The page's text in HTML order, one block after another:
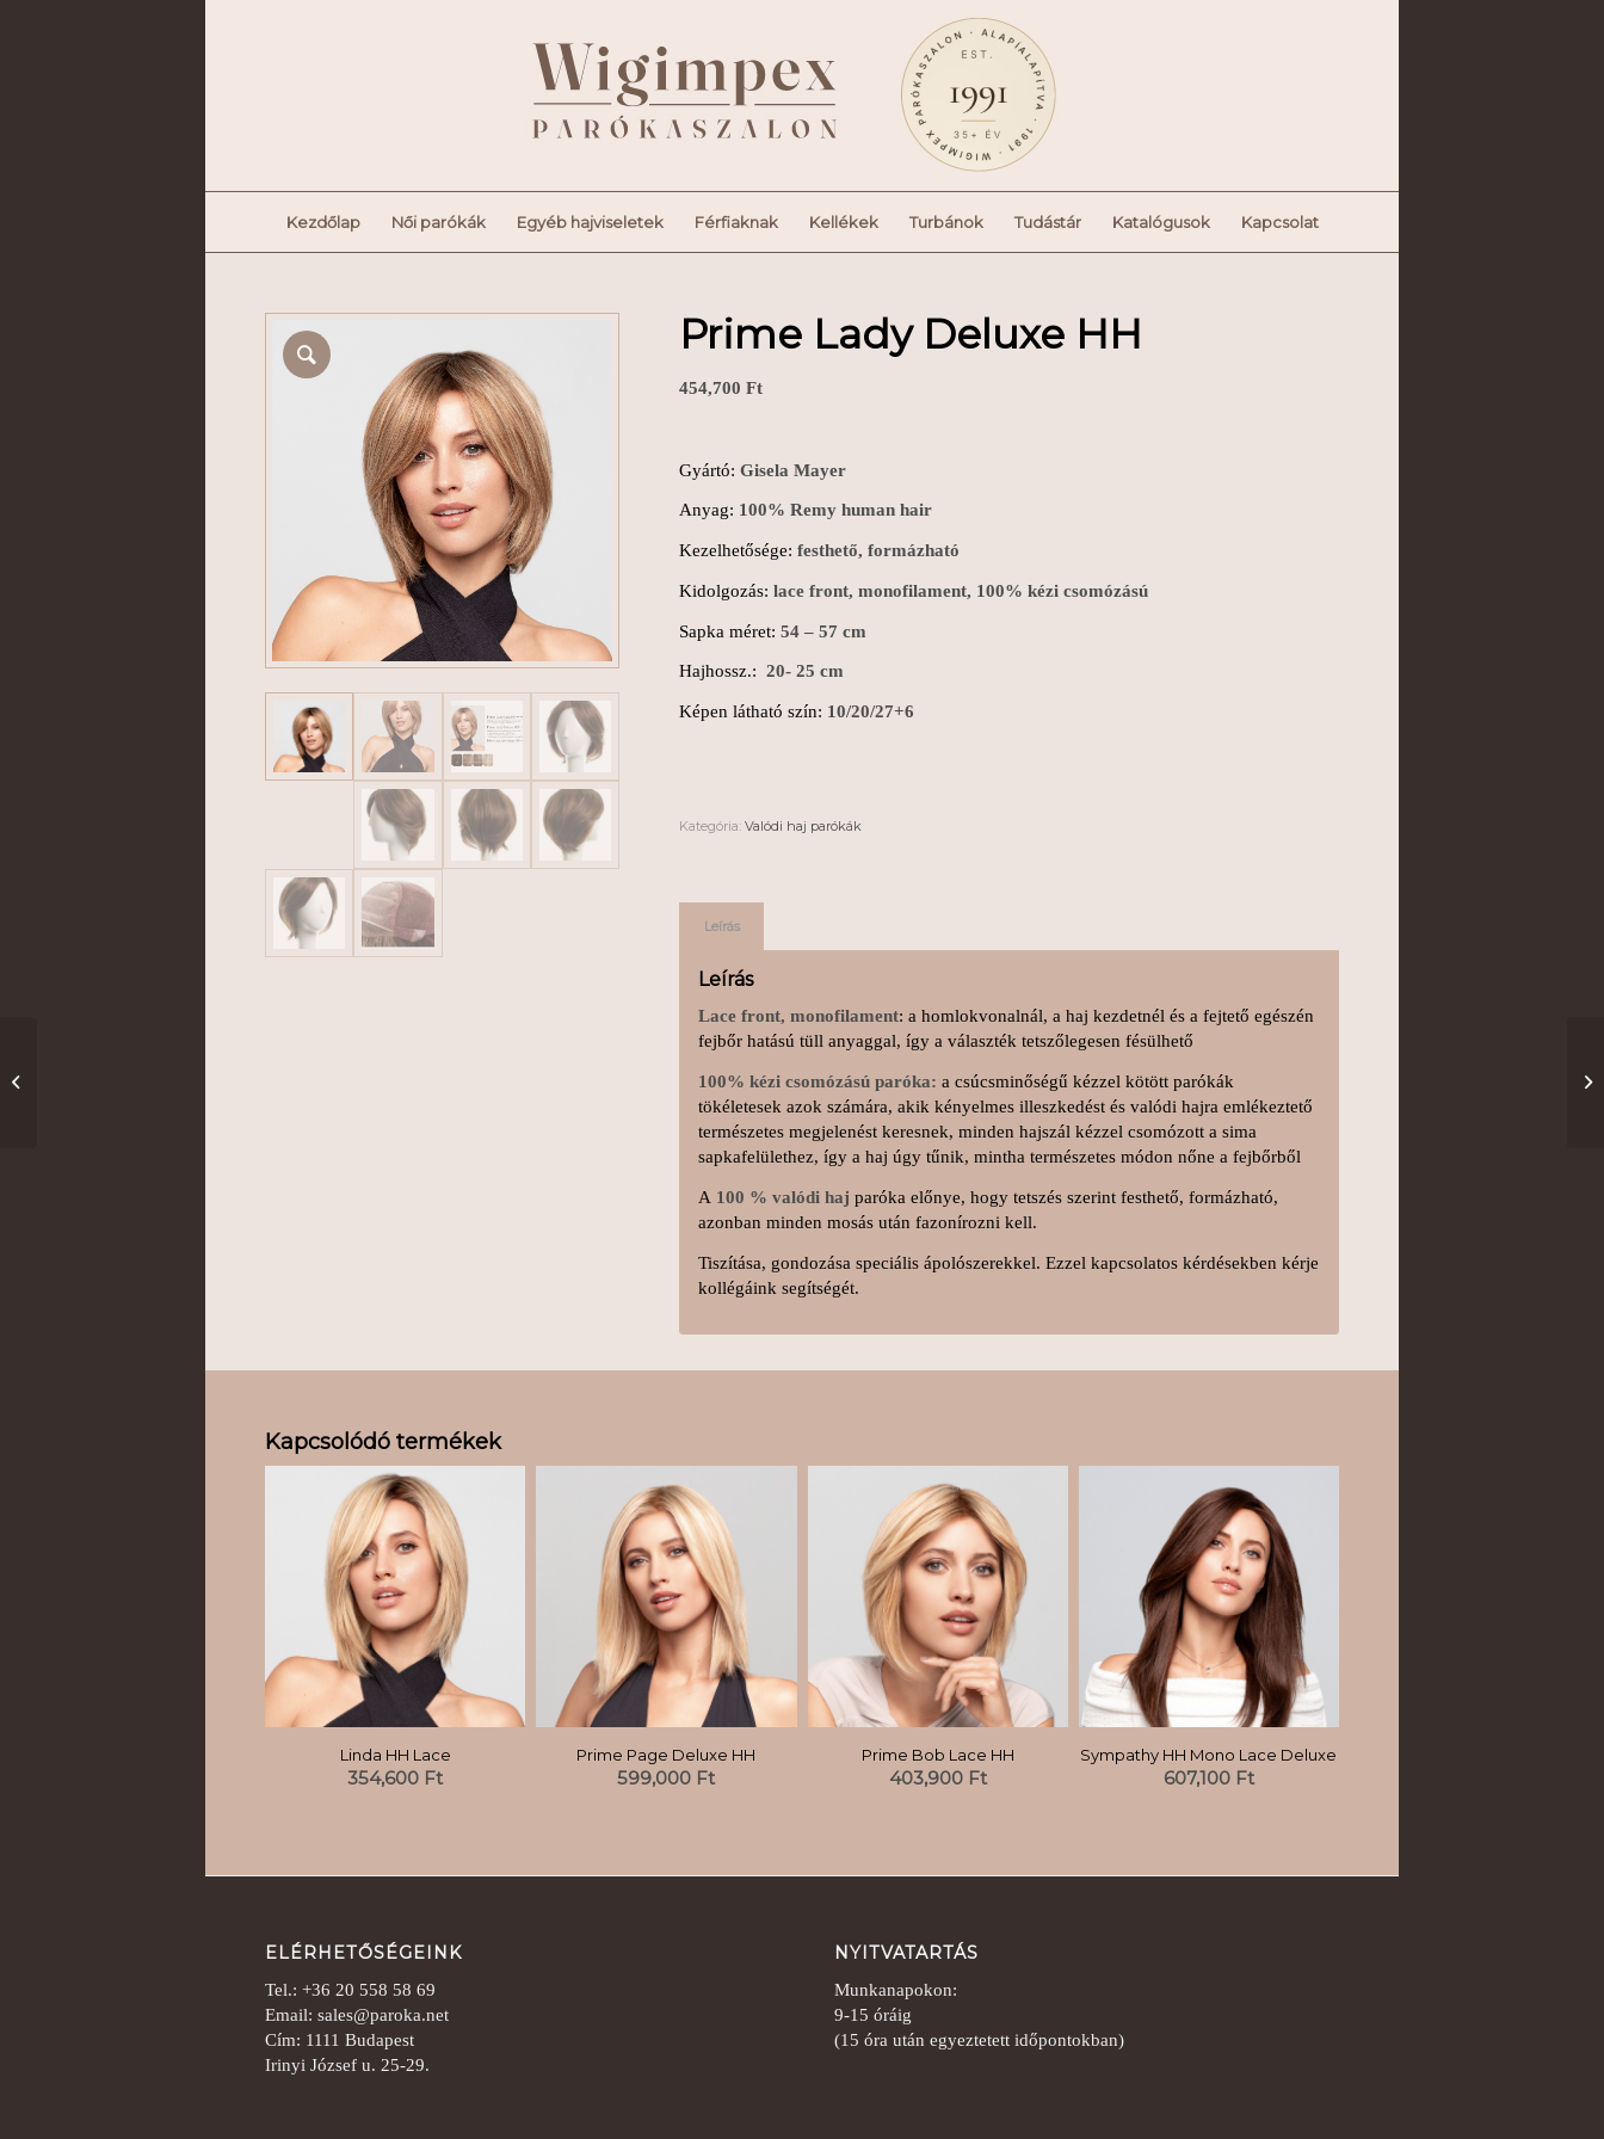
Kezdőlap Női parókák Egyéb hajviseletek Férfiaknak Kellékek Turbánok Tudástár Katalógusok Kapcsolat
Prime Lady Deluxe HH
454,700 Ft
Gyártó: Gisela Mayer
Anyag: 100% Remy human hair
Kezelhetősége: festhető, formázható
Kidolgozás: lace front, monofilament, 100% kézi csomózású
Sapka méret: 54 – 57 cm
Hajhossz.: 20- 25 cm
Képen látható szín: 10/20/27+6
Kategória: Valódi haj parókák
Leírás
Leírás
Lace front, monofilament: a homlokvonalnál, a haj kezdetnél és a fejtető egészén
fejbőr hatású tüll anyaggal, így a választék tetszőlegesen fésülhető
100% kézi csomózású paróka: a csúcsminőségű kézzel kötött parókák
tökéletesek azok számára, akik kényelmes illeszkedést és valódi hajra emlékeztető
természetes megjelenést keresnek, minden hajszál kézzel csomózott a sima
sapkafelülethez, így a haj úgy tűnik, mintha természetes módon nőne a fejbőrből
A 100 % valódi haj paróka előnye, hogy tetszés szerint festhető, formázható,
azonban minden mosás után fazonírozni kell.
Tiszítása, gondozása speciális ápolószerekkel. Ezzel kapcsolatos kérdésekben kérje
kollégáink segítségét.
Kapcsolódó termékek
Linda HH Lace
354,600 Ft
Prime Page Deluxe HH
599,000 Ft
Prime Bob Lace HH
403,900 Ft
Sympathy HH Mono Lace Deluxe
607,100 Ft
ELÉRHETŐSÉGEINK
Tel.: +36 20 558 58 69
Email: sales@paroka.net
Cím: 1111 Budapest
Irinyi József u. 25-29.
NYITVATARTÁS
Munkanapokon:
9-15 óráig
(15 óra után egyeztetett időpontokban)